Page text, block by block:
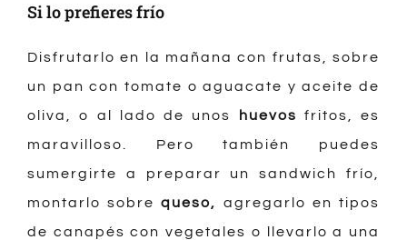
Si lo prefieres frío
Disfrutarlo en la mañana con frutas, sobre
un pan con tomate o aguacate y aceite de
oliva, o al lado de unos
huevos fritos, es
maravilloso. Pero también puedes
sumergirte a preparar un sandwich frío,
montarlo sobrequeso,
agregarlo en tipos
de canapés con vegetales o llevarlo a una